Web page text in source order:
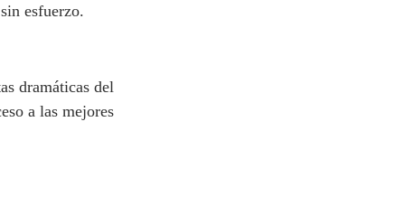
esfuerzo.
dramáticas del
a las mejores